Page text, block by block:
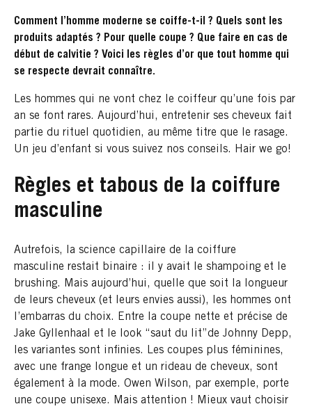
Comment l’homme moderne se coiffe-t-il ? Quels sont les
produits adaptés ? Pour quelle coupe ? Que faire en cas de
début de calvitie ? Voici les règles d’or que tout homme qui
se respecte devrait connaître.
Les hommes qui ne vont chez le coiffeur qu’une fois par
an se font rares. Aujourd’hui, entretenir ses cheveux fait
partie du rituel quotidien, au même titre que le rasage.
Un jeu d’enfant si vous suivez nos conseils. Hair we go!
Règles et tabous de la coiffure
masculine
Autrefois, la science capillaire de la coiffure
masculine restait binaire : il y avait le shampoing et le
brushing. Mais aujourd’hui, quelle que soit la longueur
de leurs cheveux (et leurs envies aussi), les hommes ont
l’embarras du choix. Entre la coupe nette et précise de
Jake Gyllenhaal et le look “saut du lit”de Johnny Depp,
les variantes sont infinies. Les coupes plus féminines,
avec une frange longue et un rideau de cheveux, sont
également à la mode. Owen Wilson, par exemple, porte
une coupe unisexe. Mais attention ! Mieux vaut choisir